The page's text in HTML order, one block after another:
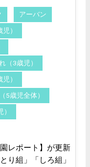
アーバン
）
（3歳児）
）
5歳児全体）
レポート】が更新
り組」「しろ組」